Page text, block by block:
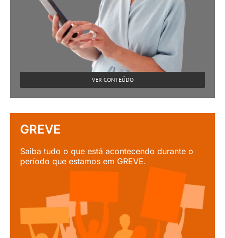
VER CONTEÚDO
GREVE
Saiba tudo o que está acontecendo durante o
período que estamos em GREVE.